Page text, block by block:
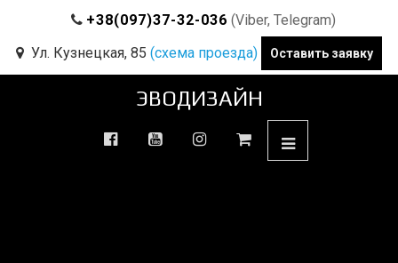
+38(097)37-32-036 (Viber, Telegram)
Ул. Кузнецкая, 85 (схема проезда) Оставить заявку
ЭВОДИЗАЙН